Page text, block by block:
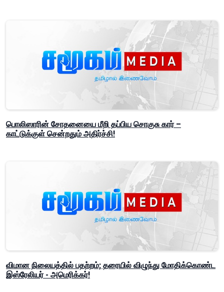
பொலிஸாரின் சோதனையை மீறி தப்பிய சொகுசு கார் –
காட்டுக்குள் சென்றதும் அதிர்ச்சி!
விமான நிலையத்தில் பதற்றம்; தரையில் விழுந்து மோதிக்கொண்ட
இஸ்ரேலியர் - அமெரிக்கர்!